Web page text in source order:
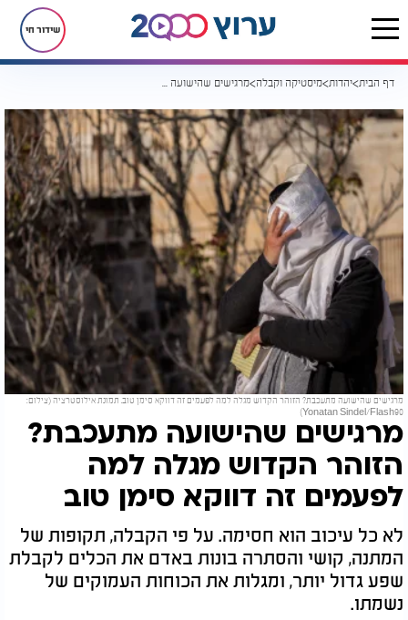
שידור חי
דף הבית יהדות מיסטיקה וקבלה מרגישים שהישועה מתעכבת? הזוהר הקדוש מגלה למה לפעמים זה דווקא סימן טוב
מרגישים שהישועה מתעכבת? הזוהר הקדוש מגלה למה לפעמים זה דווקא סימן טוב. תמונת אילוסטרציה (צילום:
Yonatan Sindel/Flash90)
מרגישים שהישועה מתעכבת?
הזוהר הקדוש מגלה למה
לפעמים זה דווקא סימן טוב
לא כל עיכוב הוא חסימה. על פי הקבלה, תקופות של
המתנה, קושי והסתרה בונות באדם את הכלים לקבלת
שפע גדול יותר, ומגלות את הכוחות העמוקים של
נשמתו.